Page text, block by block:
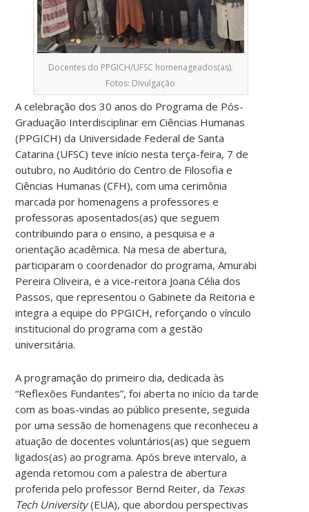
Docentes do PPGICH/UFSC homenageados(as).
Fotos: Divulgação
A celebração dos 30 anos do Programa de Pós-
Graduação Interdisciplinar em Ciências Humanas
(PPGICH) da Universidade Federal de Santa
Catarina (UFSC) teve início nesta terça-feira, 7 de
outubro, no Auditório do Centro de Filosofia e
Ciências Humanas (CFH), com uma cerimônia
marcada por homenagens a professores e
professoras aposentados(as) que seguem
contribuindo para o ensino, a pesquisa e a
orientação acadêmica. Na mesa de abertura,
participaram o coordenador do programa, Amurabi
Pereira Oliveira, e a vice-reitora Joana Célia dos
Passos, que representou o Gabinete da Reitoria e
integra a equipe do PPGICH, reforçando o vínculo
institucional do programa com a gestão
universitária.
A programação do primeiro dia, dedicada às
“Reflexões Fundantes”, foi aberta no início da tarde
com as boas-vindas ao público presente, seguida
por uma sessão de homenagens que reconheceu a
atuação de docentes voluntários(as) que seguem
ligados(as) ao programa. Após breve intervalo, a
agenda retomou com a palestra de abertura
proferida pelo professor Bernd Reiter, da Texas
Tech University(EUA), que abordou perspectivas